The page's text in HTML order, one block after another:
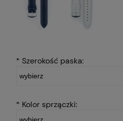
* Szerokość paska:
* Kolor sprzączki: